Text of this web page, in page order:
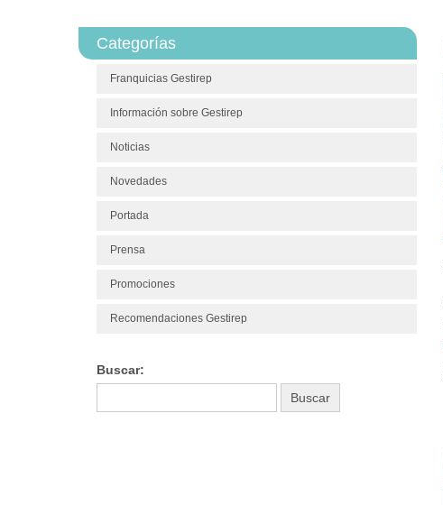
Categorías
Franquicias Gestirep
Información sobre Gestirep
Noticias
Novedades
Portada
Prensa
Promociones
Recomendaciones Gestirep
Buscar: